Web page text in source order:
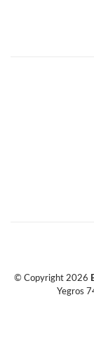
© Copyright 2026
Yegros